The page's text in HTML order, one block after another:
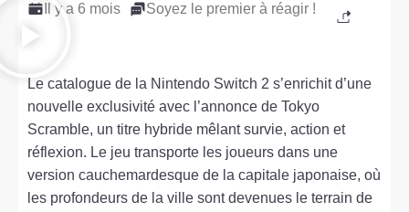
Il y a 6 mois Soyez le premier à réagir !
Le catalogue de la Nintendo Switch 2 s’enrichit d’une
nouvelle exclusivité avec l’annonce de Tokyo
Scramble, un titre hybride mêlant survie, action et
réflexion. Le jeu transporte les joueurs dans une
version cauchemardesque de la capitale japonaise, où
les profondeurs de la ville sont devenues le terrain de